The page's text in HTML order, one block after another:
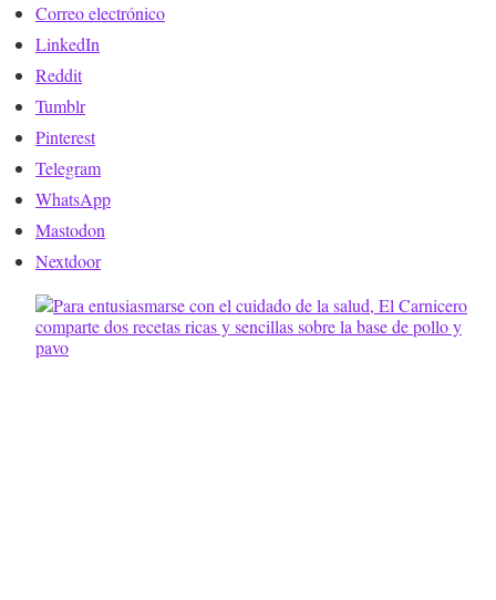
Correo electrónico
LinkedIn
Reddit
Tumblr
Pinterest
Telegram
WhatsApp
Mastodon
Nextdoor